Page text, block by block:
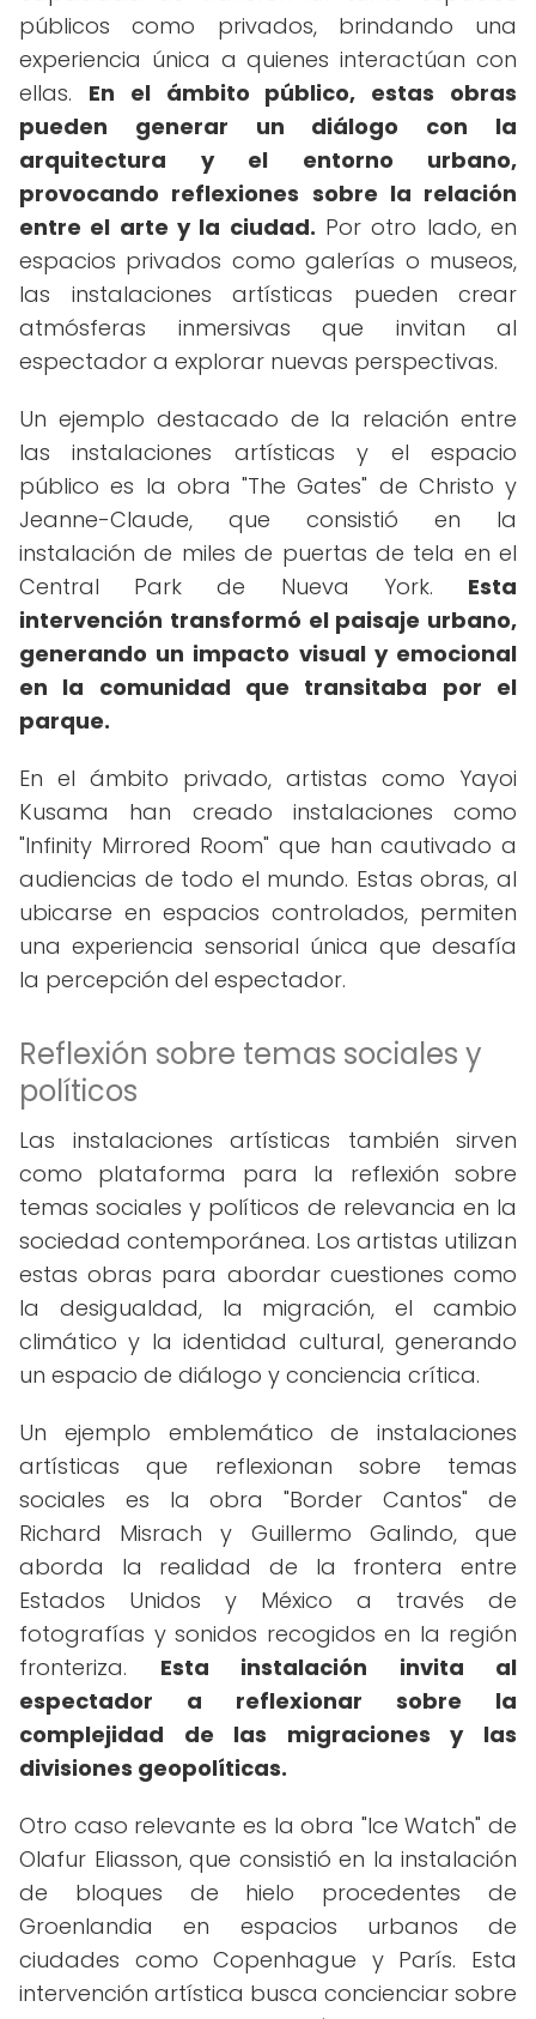
públicos como privados, brindando una
experiencia única a quienes interactúan con
ellas. En el ámbito público, estas obras
pueden generar un diálogo con la
arquitectura y el entorno urbano,
provocando reflexiones sobre la relación
entre el arte y la ciudad. Por otro lado, en
espacios privados como galerías o museos,
las instalaciones artísticas pueden crear
atmósferas inmersivas que invitan al
espectador a explorar nuevas perspectivas.
Un ejemplo destacado de la relación entre
las instalaciones artísticas y el espacio
público es la obra "The Gates" de Christo y
Jeanne-Claude, que consistió en la
instalación de miles de puertas de tela en el
Central Park de Nueva York. Esta
intervención transformó el paisaje urbano,
generando un impacto visual y emocional
en la comunidad que transitaba por el
parque.
En el ámbito privado, artistas como Yayoi
Kusama han creado instalaciones como
"Infinity Mirrored Room" que han cautivado a
audiencias de todo el mundo. Estas obras, al
ubicarse en espacios controlados, permiten
una experiencia sensorial única que desafía
la percepción del espectador.
Reflexión sobre temas sociales y
políticos
Las instalaciones artísticas también sirven
como plataforma para la reflexión sobre
temas sociales y políticos de relevancia en la
sociedad contemporánea. Los artistas utilizan
estas obras para abordar cuestiones como
la desigualdad, la migración, el cambio
climático y la identidad cultural, generando
un espacio de diálogo y conciencia crítica.
Un ejemplo emblemático de instalaciones
artísticas que reflexionan sobre temas
sociales es la obra "Border Cantos" de
Richard Misrach y Guillermo Galindo, que
aborda la realidad de la frontera entre
Estados Unidos y México a través de
fotografías y sonidos recogidos en la región
fronteriza. Esta instalación invita al
espectador a reflexionar sobre la
complejidad de las migraciones y las
divisiones geopolíticas.
Otro caso relevante es la obra "Ice Watch" de
Olafur Eliasson, que consistió en la instalación
de bloques de hielo procedentes de
Groenlandia en espacios urbanos de
ciudades como Copenhague y París. Esta
intervención artística busca concienciar sobre